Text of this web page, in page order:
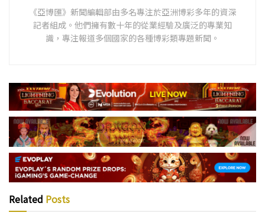
《亞博匯》新聞編輯部由多名專注於亞洲博彩多年的資深
記者組成。他們擁有數十年的從業經驗及廣泛的專業知
識，專注報道多個國家的各種博彩類專題新聞。
Related Posts